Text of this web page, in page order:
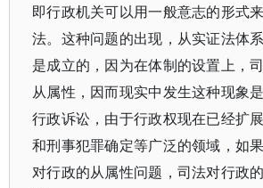
即行政机关可以用一般意志的形式
法。这种问题的出现，从实证法体
是成立的，因为在体制的设置上，
从属性，因而现实中发生这种现象
行政诉讼，由于行政权现在已经扩
和刑事犯罪确定等广泛的领域，如
对行政的从属性问题，司法对行政